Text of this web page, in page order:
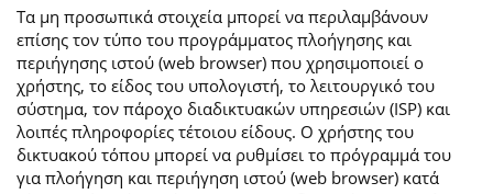
Τα μη προσωπικά στοιχεία μπορεί να περιλαμβάνουν
επίσης τον τύπο του προγράμματος πλοήγησης και
περιήγησης ιστού (web browser) που χρησιμοποιεί ο
χρήστης, το είδος του υπολογιστή, το λειτουργικό του
σύστημα, τον πάροχο διαδικτυακών υπηρεσιών (ISP) και
λοιπές πληροφορίες τέτοιου είδους. Ο χρήστης του
δικτυακού τόπου μπορεί να ρυθμίσει το πρόγραμμά του
για πλοήγηση και περιήγηση ιστού (web browser) κατά